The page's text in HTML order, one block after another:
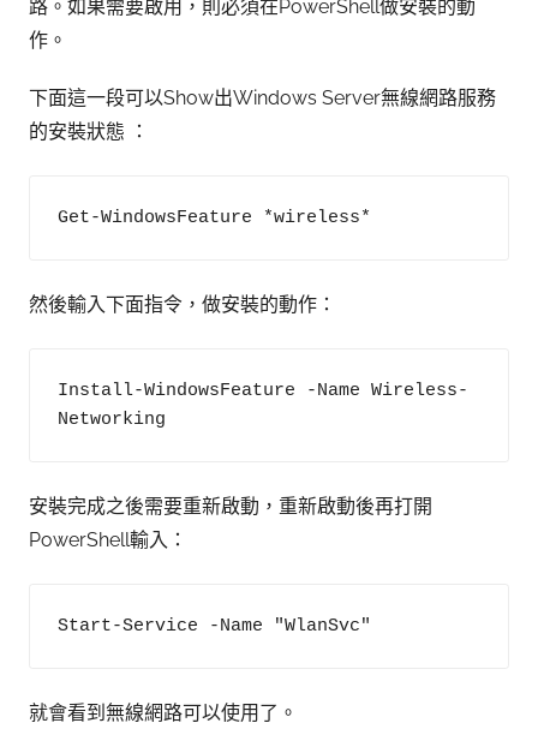
路。如果需要啟用，則必須在PowerShell做安裝的動
作。
下面這一段可以Show出Windows Server無線網路服務
的安裝狀態 ：
Get-WindowsFeature *wireless*
然後輸入下面指令，做安裝的動作：
Install-WindowsFeature -Name Wireless-
Networking
安裝完成之後需要重新啟動，重新啟動後再打開
PowerShell輸入：
Start-Service -Name "WlanSvc"
就會看到無線網路可以使用了。